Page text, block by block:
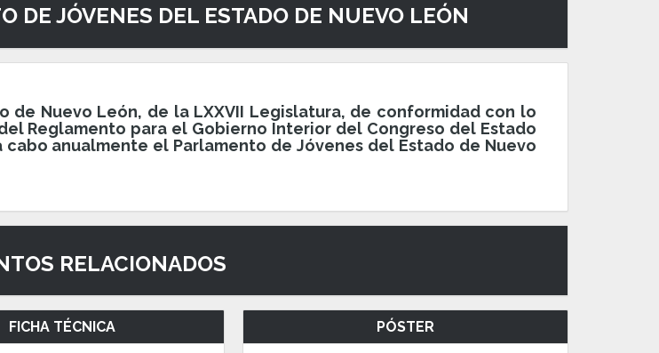
DE JÓVENES DEL ESTADO DE NUEVO LEÓN
de Nuevo León, de la LXXVII Legislatura, de conformidad con lo
Reglamento para el Gobierno Interior del Congreso del Estado
anualmente el Parlamento de Jóvenes del Estado de Nuevo
RELACIONADOS
FICHA TÉCNICA PÓSTER